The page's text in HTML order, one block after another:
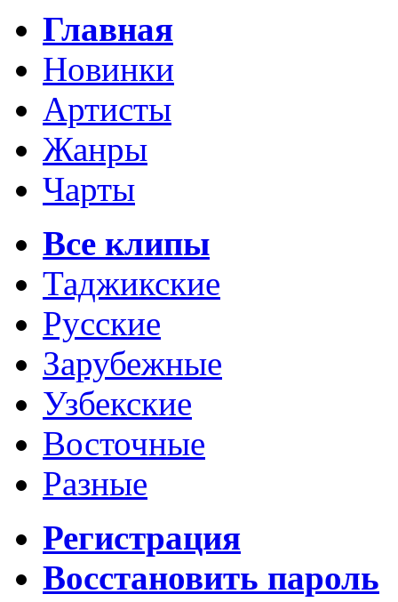
Главная
Новинки
Артисты
Жанры
Чарты
Все клипы
Таджикские
Русские
Зарубежные
Узбекские
Восточные
Разные
Регистрация
Восстановить пароль